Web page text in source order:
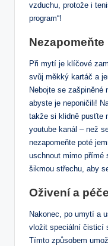
vzduchu, protože i
program“!
Nezapomeňte
Při mytí je klíčové
svůj měkký kartáč a
Nebojte se zašpiněné
abyste je neponičili!
takže si klidně pusťte
youtube kanál – než
nezapomeňte poté
uschnout mimo přímé
šikmou střechu, aby
Oživení a
Nakonec, po umytí a
vložit speciální čisticí
Tímto způsobem